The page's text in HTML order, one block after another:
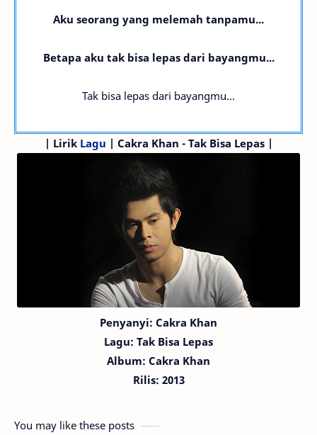
Aku seorang yang melemah tanpamu...
Betapa aku tak bisa lepas dari bayangmu...
Tak bisa lepas dari bayangmu...
| Lirik Lagu | Cakra Khan - Tak Bisa Lepas |
Penyanyi: Cakra Khan
Lagu: Tak Bisa Lepas
Album: Cakra Khan
Rilis: 2013
You may like these posts